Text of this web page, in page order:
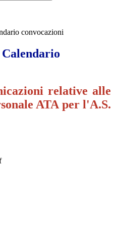
convocazioni
relative alle
ATA per l'A.S.